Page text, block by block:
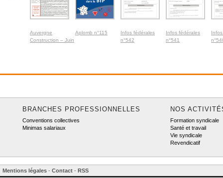
Auvergne
Construction – Juin
Aplomb n°115
Infos fédérales
n°542
Infos fédérales
n°541
BRANCHES PROFESSIONNELLES
Conventions collectives
Minimas salariaux
NOS
Formation syndicale
Santé et travail
Vie syndicale
Revendicatif
Mentions légales - Contact - RSS